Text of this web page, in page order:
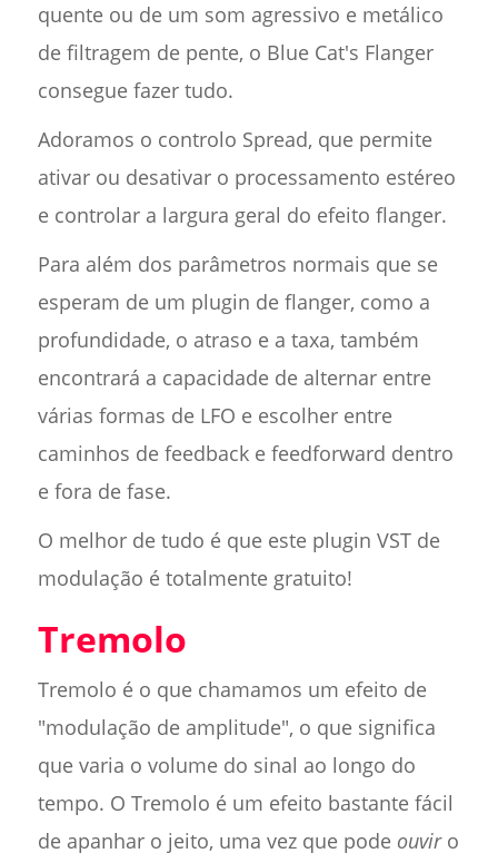
quente ou de um som agressivo e metálico
de filtragem de pente, o Blue Cat's Flanger
consegue fazer tudo.
Adoramos o controlo Spread, que permite
ativar ou desativar o processamento estéreo
e controlar a largura geral do efeito flanger.
Para além dos parâmetros normais que se
esperam de um plugin de flanger, como a
profundidade, o atraso e a taxa, também
encontrará a capacidade de alternar entre
várias formas de LFO e escolher entre
caminhos de feedback e feedforward dentro
e fora de fase.
O melhor de tudo é que este plugin VST de
modulação é totalmente gratuito!
Tremolo
Tremolo é o que chamamos um efeito de
"modulação de amplitude", o que significa
que varia o volume do sinal ao longo do
tempo. O Tremolo é um efeito bastante fácil
de apanhar o jeito, uma vez que pode ouviro